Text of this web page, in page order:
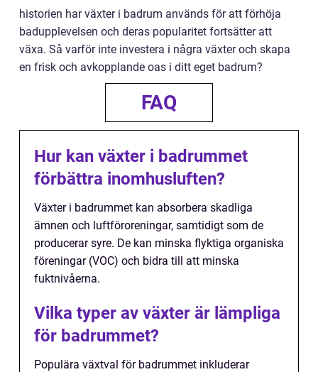
historien har växter i badrum används för att förhöja
badupplevelsen och deras popularitet fortsätter att
växa. Så varför inte investera i några växter och skapa
en frisk och avkopplande oas i ditt eget badrum?
FAQ
Hur kan växter i badrummet
förbättra inomhusluften?
Växter i badrummet kan absorbera skadliga
ämnen och luftföroreningar, samtidigt som de
producerar syre. De kan minska flyktiga organiska
föreningar (VOC) och bidra till att minska
fuktnivåerna.
Vilka typer av växter är lämpliga
för badrummet?
Populära växtval för badrummet inkluderar